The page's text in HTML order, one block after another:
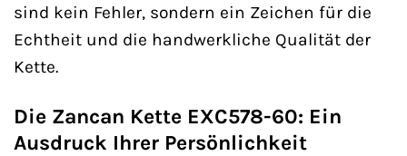
sind kein Fehler, sondern ein Zeichen für die
Echtheit und die handwerkliche Qualität der
Kette.
Die Zancan Kette EXC578-60: Ein
Ausdruck Ihrer Persönlichkeit